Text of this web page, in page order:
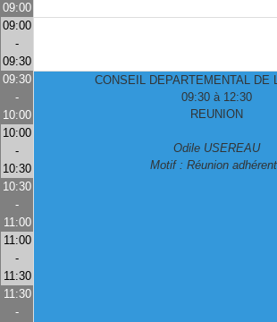
09:00
09:00
-
09:30
09:30
-
10:00
CONSEIL DEPARTEMENTAL DE
09:30 à 12:30
REUNION
Odile USEREAU
Motif : Réunion
10:00
-
10:30
10:30
-
11:00
11:00
-
11:30
11:30
-